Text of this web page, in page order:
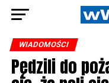
WIADOMOŚCI
Pędzili do